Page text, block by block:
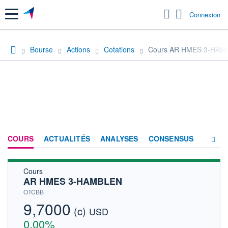
Menu Connexion
Bourse Actions Cotations Cours AR HMES 3-
COURS ACTUALITÉS ANALYSES CONSENSUS
Cours
AR HMES 3-HAMBLEN
OTCBB
9,7000 (c) USD
0,00%